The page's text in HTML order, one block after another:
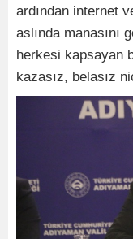
ardından internet
aslında manasını
herkesi kapsayan
kazasız, belasız